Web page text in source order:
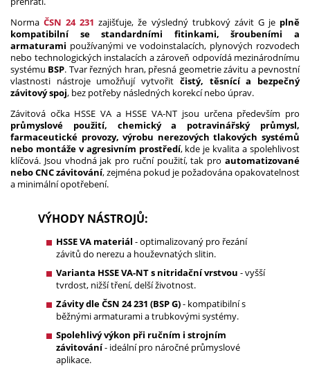
NormaČSN 24 231 zajišťuje, že výsledný trubkový závit G je plně
kompatibilní se standardními fitinkami, šroubeními a
armaturami používanými ve vodoinstalacích, plynových rozvodech
nebo technologických instalacích a zároveň odpovídá mezinárodnímu
systému BSP. Tvar řezných hran, přesná geometrie závitu a pevnostní
vlastnosti nástroje umožňují vytvořit čistý, těsnící a bezpečný
závitový spoj, bez potřeby následných korekcí nebo úprav.
Závitová očka HSSE VA a HSSE VA-NT jsou určena především pro
průmyslové použití, chemický a potravinářský průmysl,
farmaceutické provozy, výrobu nerezových tlakových systémů
nebo montáže v agresivním prostředí, kde je kvalita a spolehlivost
klíčová. Jsou vhodná jak pro ruční použití, tak pro automatizované
nebo CNC závitování, zejména pokud je požadována opakovatelnost
a minimální opotřebení.
VÝHODY NÁSTROJŮ:
HSSE VA materiál - optimalizovaný pro řezání
závitů do nerezu a houževnatých slitin.
Varianta HSSE VA-NT s nitridační vrstvou - vyšší
tvrdost, nižší tření, delší životnost.
Závity dle ČSN 24 231 (BSP G)- kompatibilní s
běžnými armaturami a trubkovými systémy.
Spolehlivý výkon při ručním i strojním
závitování- ideální pro náročné průmyslové
aplikace.